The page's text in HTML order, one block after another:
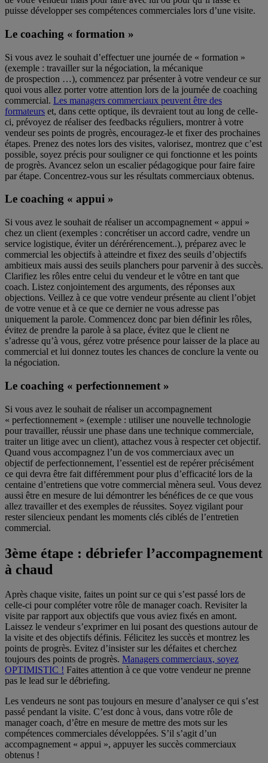
puisse développer ses compétences commerciales lors d’une visite.
Le coaching « formation »
Si vous avez le souhait d’effectuer une journée de « formation »
(exemple : travailler sur la négociation, la mécanique
de prospection …), commencez par présenter à votre vendeur ce sur
quoi vous allez porter votre attention lors de la journée de coaching
commercial. Les managers commerciaux peuvent être des
formateurs et, dans cette optique, ils devraient tout au long de celle-
ci, prévoyez de réaliser des feedbacks réguliers, montrer à votre
vendeur ses points de progrès, encouragez-le et fixer des prochaines
étapes. Prenez des notes lors des visites, valorisez, montrez que c’est
possible, soyez précis pour souligner ce qui fonctionne et les points
de progrès. Avancez selon un escalier pédagogique pour faire faire
par étape. Concentrez-vous sur les résultats commerciaux obtenus.
Le coaching « appui »
Si vous avez le souhait de réaliser un accompagnement « appui »
chez un client (exemples : concrétiser un accord cadre, vendre un
service logistique, éviter un dérérérencement..), préparez avec le
commercial les objectifs à atteindre et fixez des seuils d’objectifs
ambitieux mais aussi des seuils planchers pour parvenir à des succès.
Clarifiez les rôles entre celui du vendeur et le vôtre en tant que
coach. Listez conjointement des arguments, des réponses aux
objections. Veillez à ce que votre vendeur présente au client l’objet
de votre venue et à ce que ce dernier ne vous adresse pas
uniquement la parole. Commencez donc par bien définir les rôles,
évitez de prendre la parole à sa place, évitez que le client ne
s’adresse qu’à vous, gérez votre présence pour laisser de la place au
commercial et lui donnez toutes les chances de conclure la vente ou
la négociation.
Le coaching « perfectionnement »
Si vous avez le souhait de réaliser un accompagnement
« perfectionnement » (exemple : utiliser une nouvelle technologie
pour travailler, réussir une phase dans une technique commerciale,
traiter un litige avec un client), attachez vous à respecter cet objectif.
Quand vous accompagnez l’un de vos commerciaux avec un
objectif de perfectionnement, l’essentiel est de repérer précisément
ce qui devra être fait différemment pour plus d’efficacité lors de la
centaine d’entretiens que votre commercial mènera seul. Vous devez
aussi être en mesure de lui démontrer les bénéfices de ce que vous
allez travailler et des exemples de réussites. Soyez vigilant pour
rester silencieux pendant les moments clés ciblés de l’entretien
commercial.
3ème étape : débriefer l’accompagnement
à chaud
Après chaque visite, faites un point sur ce qui s’est passé lors de
celle-ci pour compléter votre rôle de manager coach. Revisiter la
visite par rapport aux objectifs que vous aviez fixés en amont.
Laissez le vendeur s’exprimer en lui posant des questions autour de
la visite et des objectifs définis. Félicitez les succès et montrez les
points de progrès. Evitez d’insister sur les défaites et cherchez
toujours des points de progrès. Managers commerciaux, soyez
OPTIMISTIC ! Faites attention à ce que votre vendeur ne prenne
pas le lead sur le débriefing.
Les vendeurs ne sont pas toujours en mesure d’analyser ce qui s’est
passé pendant la visite. C’est donc à vous, dans votre rôle de
manager coach, d’être en mesure de mettre des mots sur les
compétences commerciales développées. S’il s’agit d’un
accompagnement « appui », appuyer les succès commerciaux
obtenus !